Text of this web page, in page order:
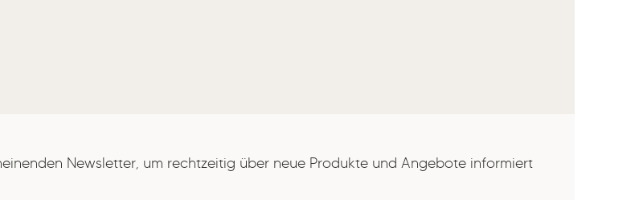
Newsletter, um rechtzeitig über neue Produkte und Angebote informiert